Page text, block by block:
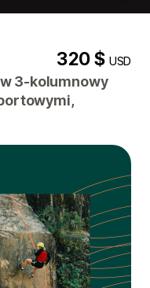
320 $USD
3-kolumnowy